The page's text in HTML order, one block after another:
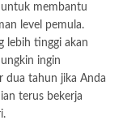
membantu
level pemula.
lebih tinggi akan
ingin
dua tahun jika Anda
terus bekerja